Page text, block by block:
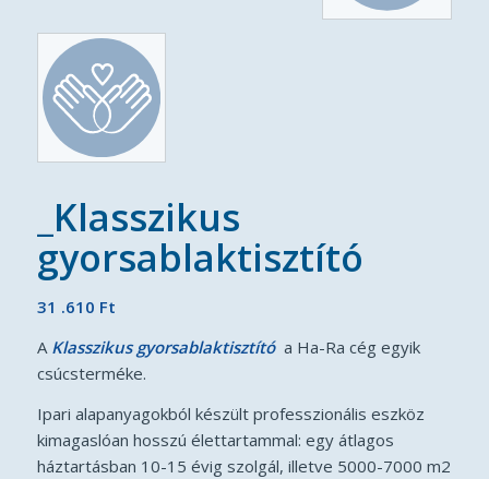
_Klasszikus
gyorsablaktisztító
31 .610 Ft
A Klasszikus gyorsablaktisztító a Ha-Ra cég egyik
csúcsterméke.
Ipari alapanyagokból készült professzionális eszköz
kimagaslóan hosszú élettartammal: egy átlagos
háztartásban 10-15 évig szolgál, illetve 5000-7000 m2